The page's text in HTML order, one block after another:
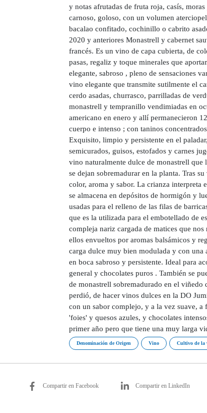
y notas afrutadas de fruta roja, casís,
carnoso, goloso, con un volumen
bacalao confitado, cochinillo o cabrito
2020 y anteriores Monastrell y cabernet
francés. Es un vino de capa cubierta, de
pasas, regaliz y toque minerales que
elegante, sabroso , pleno de sensaciones
vino elegante que transmite sutilmente el
cerdo asadas, churrasco, parrilladas de
monastrell y tempranillo vendimiadas en
americano en enero y allí permanecieron
cuerpo e intenso ; con taninos
Exquisito, limpio y persistente en el
semicurados, guisos, estofados y carnes
vino naturalmente dulce de monastrell que
se dejan sobremadurar en la planta. Tras
color, aroma y sabor. La crianza interpreta
se almacena en depósitos de hormigón y
usadas para el relleno de las filas de
que es la utilizada para el embotellado de
compleja nariz cargada de matices que
ellos envueltos por aromas balsámicos y
carga dulce muy bien modulada y con una
en boca sabroso y persistente. Ideal para
general y chocolates puros . También se
de monastrell sobremadurado en el
perdió, de hacer vinos dulces en la DO
con un sabor complejo, y a la vez suave,
'foies' y quesos azules, y chocolates
primer año pero que tiene una muy larga
Denominación de Origen Vino Cultivo de la
Compartir en Facebook Compartir en LinkedIn